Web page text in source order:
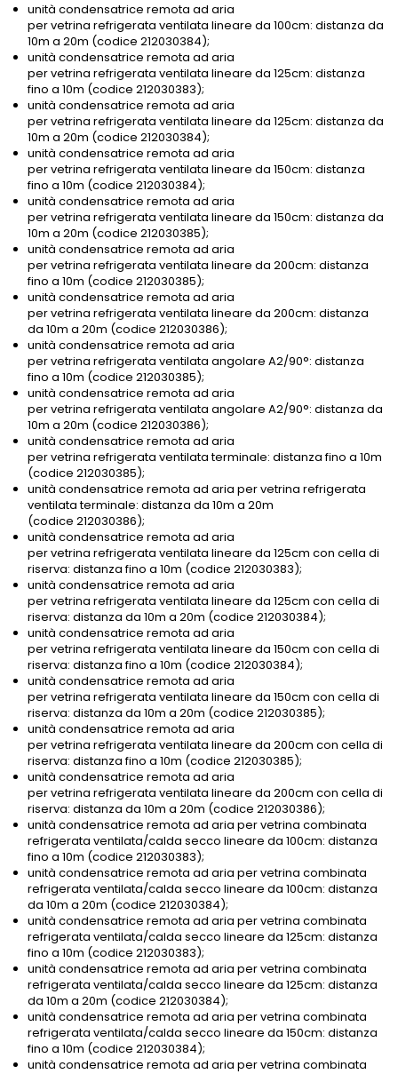
unità condensatrice remota ad aria
per vetrina refrigerata ventilata lineare da 100cm: distanza da
10m a 20m (codice 212030384);
unità condensatrice remota ad aria
per vetrina refrigerata ventilata lineare da 125cm: distanza
fino a 10m (codice 212030383);
unità condensatrice remota ad aria
per vetrina refrigerata ventilata lineare da 125cm: distanza da
10m a 20m (codice 212030384);
unità condensatrice remota ad aria
per vetrina refrigerata ventilata lineare da 150cm: distanza
fino a 10m (codice 212030384);
unità condensatrice remota ad aria
per vetrina refrigerata ventilata lineare da 150cm: distanza da
10m a 20m (codice 212030385);
unità condensatrice remota ad aria
per vetrina refrigerata ventilata lineare da 200cm: distanza
fino a 10m (codice 212030385);
unità condensatrice remota ad aria
per vetrina refrigerata ventilata lineare da 200cm: distanza
da 10m a 20m (codice 212030386);
unità condensatrice remota ad aria
per vetrina refrigerata ventilata angolare A2/90°: distanza
fino a 10m (codice 212030385);
unità condensatrice remota ad aria
per vetrina refrigerata ventilata angolare A2/90°: distanza da
10m a 20m (codice 212030386);
unità condensatrice remota ad aria
per vetrina refrigerata ventilata terminale: distanza fino a 10m
(codice 212030385);
unità condensatrice remota ad aria per vetrina refrigerata
ventilata terminale: distanza da 10m a 20m
(codice 212030386);
unità condensatrice remota ad aria
per vetrina refrigerata ventilata lineare da 125cm con cella di
riserva: distanza fino a 10m (codice 212030383);
unità condensatrice remota ad aria
per vetrina refrigerata ventilata lineare da 125cm con cella di
riserva: distanza da 10m a 20m (codice 212030384);
unità condensatrice remota ad aria
per vetrina refrigerata ventilata lineare da 150cm con cella di
riserva: distanza fino a 10m (codice 212030384);
unità condensatrice remota ad aria
per vetrina refrigerata ventilata lineare da 150cm con cella di
riserva: distanza da 10m a 20m (codice 212030385);
unità condensatrice remota ad aria
per vetrina refrigerata ventilata lineare da 200cm con cella di
riserva: distanza fino a 10m (codice 212030385);
unità condensatrice remota ad aria
per vetrina refrigerata ventilata lineare da 200cm con cella di
riserva: distanza da 10m a 20m (codice 212030386);
unità condensatrice remota ad aria per vetrina combinata
refrigerata ventilata/calda secco lineare da 100cm: distanza
fino a 10m (codice 212030383);
unità condensatrice remota ad aria per vetrina combinata
refrigerata ventilata/calda secco lineare da 100cm: distanza
da 10m a 20m (codice 212030384);
unità condensatrice remota ad aria per vetrina combinata
refrigerata ventilata/calda secco lineare da 125cm: distanza
fino a 10m (codice 212030383);
unità condensatrice remota ad aria per vetrina combinata
refrigerata ventilata/calda secco lineare da 125cm: distanza
da 10m a 20m (codice 212030384);
unità condensatrice remota ad aria per vetrina combinata
refrigerata ventilata/calda secco lineare da 150cm: distanza
fino a 10m (codice 212030384);
unità condensatrice remota ad aria per vetrina combinata